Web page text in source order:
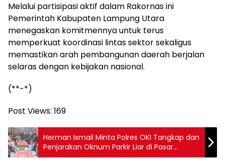
Melalui partisipasi aktif dalam Rakornas ini
Pemerintah Kabupaten Lampung Utara
menegaskan komitmennya untuk terus
memperkuat koordinasi lintas sektor sekaligus
memastikan arah pembangunan daerah berjalan
selaras dengan kebijakan nasional.
(**-*)
Post Views: 169
Herman Ismail Minta Polres OKI Tangkap dan
Penjarakan Oknum Parkir Liar di Pasar
Shopping Kayuagung, Siap Koordinasi